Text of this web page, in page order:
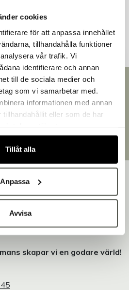
cookies
för att anpassa innehållet
tillhandahålla funktioner
vår trafik. Vi
identifierare och annan
till de sociala medier och
som vi samarbetar med.
informationen med annan
eller som de har
Tillåt alla
Anpassa
Avvisa
även på
i Småland
av professionell
och restaurang – med egen
skapar vi en godare värld!
till Bakers!
företag eller privatperson?
som privatperson